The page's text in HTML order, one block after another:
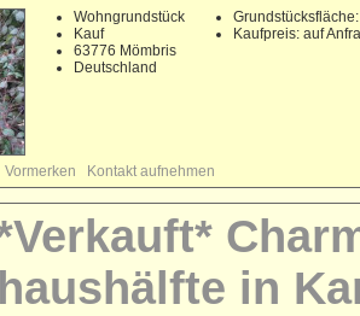
Wohngrundstück
Kauf
63776 Mömbris
Deutschland
Kaufpreis: auf
Vormerken Kontakt aufnehmen
in